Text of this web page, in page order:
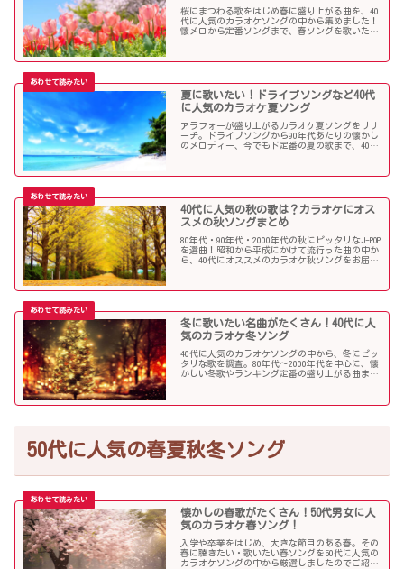
桜にまつわる歌をはじめ春に盛り上がる曲を、40
代に人気のカラオケソングの中から集めました！
懐メロから定番ソングまで、春ソングを歌いたい
夏に歌いたい！ドライブソングなど40代
に人気のカラオケ夏ソング
アラフォーが盛り上がるカラオケ夏ソングをリサ
ーチ。ドライブソングから90年代あたりの懐かし
のメロディー、今でもド定番の夏の歌まで、40代
40代に人気の秋の歌は？カラオケにオス
スメの秋ソングまとめ
80年代・90年代・2000年代の秋にピッタリなJ-POP
を選曲！昭和から平成にかけて流行った曲の中か
ら、40代にオススメのカラオケ秋ソングをお届け
冬に歌いたい名曲がたくさん！40代に人
気のカラオケ冬ソング
40代に人気のカラオケソングの中から、冬にピッ
タリな歌を調査。80年代〜2000年代を中心に、懐
かしい冬歌やランキング定番の盛り上がる曲まで
50代に人気の春夏秋冬ソング
懐かしの春歌がたくさん！50代男女に人
気のカラオケ春ソング！
入学や卒業をはじめ、大きな節目のある春。その
春に聴きたい・歌いたい春ソングを50代に人気の
カラオケソングの中から厳選しましたのでご紹介